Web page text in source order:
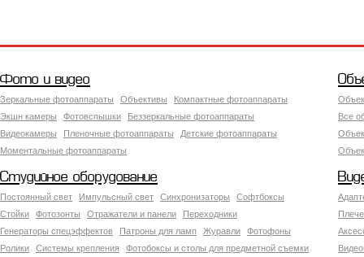
Фото и видео
Зеркальные фотоаппараты Объективы
Компактные фотоаппараты
Экшн камеры
Фотовспышки
Беззеркальные фотоаппараты
Видеокамеры
Пленочные фотоаппараты
Детские фотоаппараты
Моментальные фотоаппараты
Все
Студийное оборудование
Постоянный свет Импульсный свет Синхронизаторы
Софтбоксы
Стойки
Фотозонты Отражатели и панели
Переходники
Генераторы спецэффектов
Патроны для ламп Журавли
Фотофоны
Ролики
Системы крепления
Фотобоксы и столы для предметной съемки